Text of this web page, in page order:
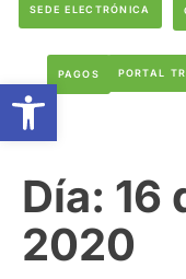
SEDE ELECTRÓNICA
PAGOS PORTAL
Día: 16
2020
Abrir barra de